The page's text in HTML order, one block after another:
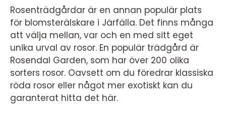
Rosenträdgårdar är en annan populär plats
för blomsterälskare i Järfälla. Det finns många
att välja mellan, var och en med sitt eget
unika urval av rosor. En populär trädgård är
Rosendal Garden, som har över 200 olika
sorters rosor. Oavsett om du föredrar klassiska
röda rosor eller något mer exotiskt kan du
garanterat hitta det här.